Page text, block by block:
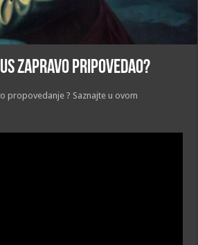
zapravo pripovedao?
propovedanje ? Saznajte u ovom